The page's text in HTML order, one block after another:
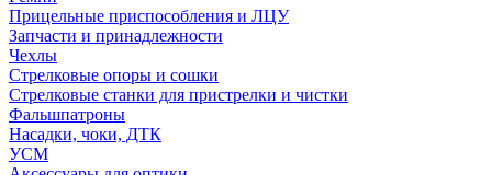
Прицельные приспособления и ЛЦУ
Запчасти и принадлежности
Чехлы
Стрелковые опоры и сошки
Стрелковые станки для пристрелки и чистки
Фальшпатроны
Насадки, чоки, ДТК
УСМ